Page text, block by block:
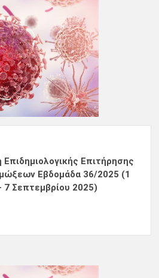
Επιτήρησης
Εβδομάδα 36/2025 (1
7 Σεπτεμβρίου 2025)